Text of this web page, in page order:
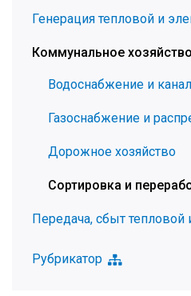
Генерация тепловой и
Коммунальное хозяйство
Водоснабжение и
Газоснабжение и
Дорожное хозяйство
Сортировка и
Передача, сбыт тепловой
Рубрикатор